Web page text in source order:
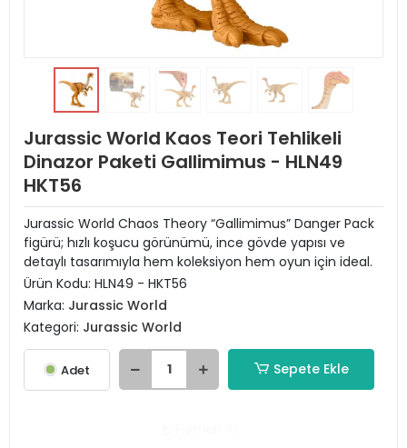
Jurassic World Kaos Teori Tehlikeli
Dinazor Paketi Gallimimus - HLN49
HKT56
Jurassic World Chaos Theory “Gallimimus” Danger Pack
figürü; hızlı koşucu görünümü, ince gövde yapısı ve
detaylı tasarımıyla hem koleksiyon hem oyun için ideal.
Ürün Kodu: HLN49 - HKT56
Marka: Jurassic World
Kategori: Jurassic World
Adet Sepete Ekle